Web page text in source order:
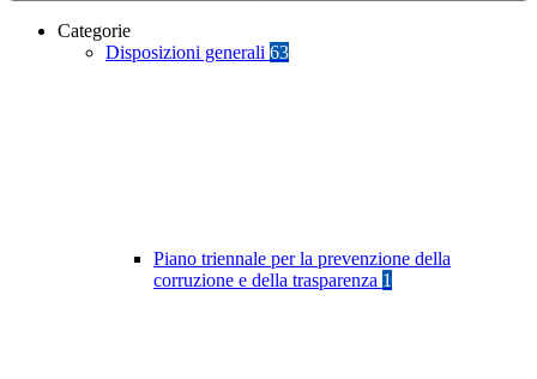
Categorie
Disposizioni generali 63
Piano triennale per la prevenzione della
corruzione e della trasparenza 1